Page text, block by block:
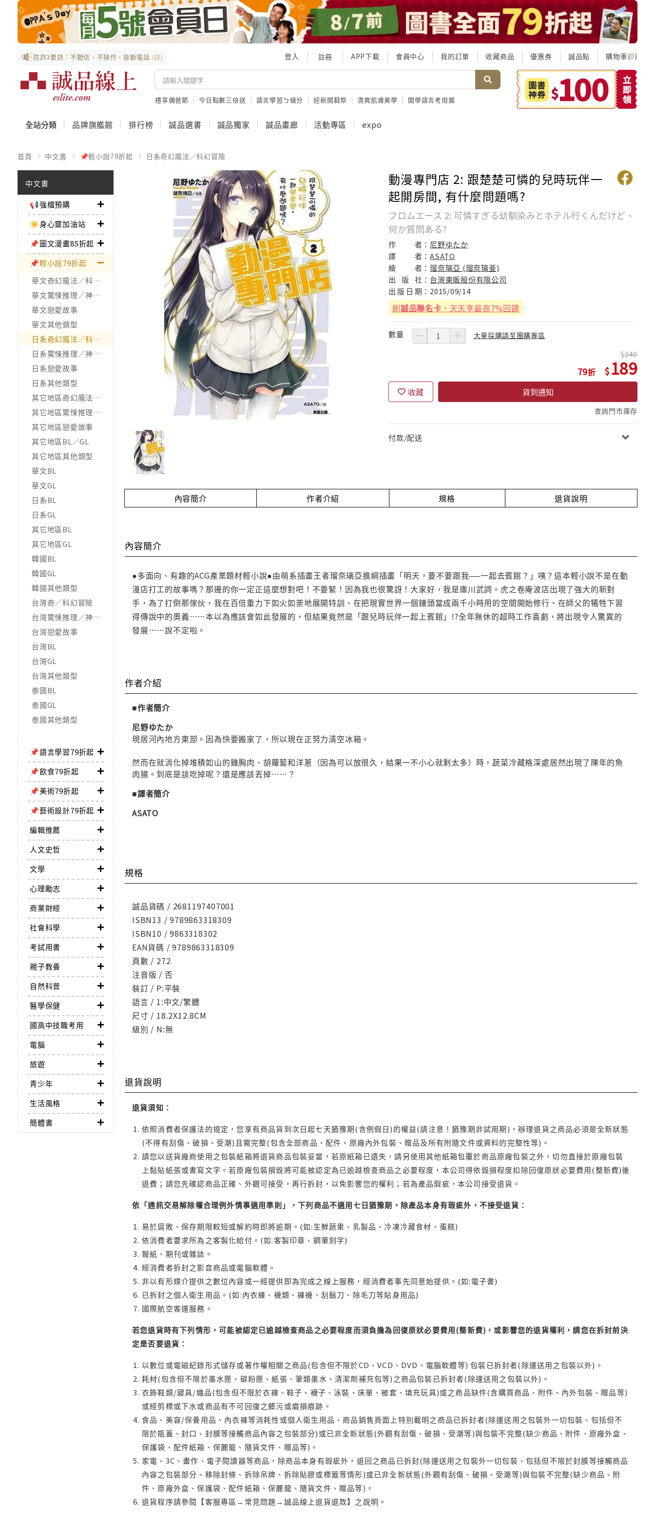
防詐3要訣：不聽信、不操作、掛斷電話 (詳) 登入 註冊 APP下載 會員中心 我的訂單 收藏商品 優惠券 誠品點 購物車(0)
禮享偶爸節 今日點數三倍送 語言學習ㄅ級分 迎新開鞋祭 清爽肌膚美學 開學語言考用展
全站分類 品牌旗艦館 排行榜 誠品選書 誠品獨家 誠品畫廊 活動專區 expo
首頁 中文書 📌輕小說79折起 日系奇幻魔法／科幻冒險
中文書
📢強檔預購
☀️身心靈加油站
📌圖文漫畫85折起
📌輕小說79折起
華文奇幻魔法／科幻冒險
華文驚悚推理／神怪靈異
華文戀愛故事
華文其他類型
日系奇幻魔法／科幻冒險
日系驚悚推理／神怪靈異
日系戀愛故事
日系其他類型
其它地區奇幻魔法／科幻冒險
其它地區驚悚推理／神怪靈異
其它地區戀愛故事
其它地區BL／GL
其它地區其他類型
華文BL
華文GL
日系BL
日系GL
其它地區BL
其它地區GL
韓國BL
韓國GL
韓國其他類型
台灣奇／科幻冒險
台灣驚悚推理／神怪靈異
台灣戀愛故事
台灣BL
台灣GL
台灣其他類型
泰國BL
泰國GL
泰國其他類型
📌語言學習79折起
📌飲食79折起
📌美術79折起
📌藝術設計79折起
編輯推薦
人文史哲
文學
心理勵志
商業財經
社會科學
考試用書
親子教養
自然科普
醫學保健
國高中技職考用
電腦
旅遊
青少年
生活風格
簡體書
動漫專門店 2: 跟楚楚可憐的兒時玩伴一
起開房間, 有什麼問題嗎?
フロムエース 2: 可憐すぎる幼馴染みとホテル行くんだけど、
何か質問ある?
作 者： 尼野ゆたか
譯
者：ASATO
繪
者：瑠奈璃亞 (瑠奈璃亜)
出
版 社： 台灣東販股份有限公司
出 版 日 期： 2015/09/14
刷誠品聯名卡 ，天天享最高7%回饋
數量 大量採購請至團購專區
79
240
189
收藏 貨到通知
查詢門市庫存
付款/配送
內容簡介 作者介紹 規格 退貨說明
內容簡介
●多面向、有趣的ACG產業題材輕小說●由萌系插畫王者瑠奈璃亞擔綱插畫「明天，要不要跟我──一起去賓館？」咦？這本輕小說不是在動
漫店打工的故事嗎？那邊的你一定正這麼想對吧！不要緊！因為我也很驚訝！大家好，我是庫川武詞。虎之卷庵波店出現了強大的新對
手，為了打倒那傢伙，我在百倍重力下如火如荼地展開特訓、在把現實世界一個鐘頭當成兩千小時用的空間開始修行、在師父的犧牲下習
得傳說中的奧義……本以為應該會如此發展的，但結果竟然是「跟兒時玩伴一起上賓館」!?全年無休的超時工作喜劇，將出現令人驚異的
發展……說不定啦。
作者介紹
■作者簡介
尼野ゆたか
現居河內地方東部。因為快要搬家了，所以現在正努力清空冰箱。
然而在就消化掉堆積如山的雞胸肉、胡蘿蔔和洋蔥（因為可以放很久，結果一不小心就剩太多）時，蔬菜冷藏格深處居然出現了陳年的魚
肉腸。到底是該吃掉呢？還是應該丟掉……？
■譯者簡介
ASATO
規格
誠品貨碼 / 2681197407001
ISBN13 / 9789863318309
ISBN10 / 9863318302
EAN貨碼 / 9789863318309
頁數 / 272
注音版 / 否
裝訂 / P:平裝
語言 / 1:中文/繁體
尺寸 / 18.2X12.8CM
級別 / N:無
退貨說明
退貨須知：
依照消費者保護法的規定，您享有商品貨到次日起七天猶豫期(含例假日)的權益(請注意！猶豫期非試用期)，辦理退貨之商品必須是全新狀態
(不得有刮傷、破損、受潮)且需完整(包含全部商品、配件、原廠內外包裝、贈品及所有附隨文件或資料的完整性等)。
請您以送貨廠商使用之包裝紙箱將退貨商品包裝妥當，若原紙箱已遺失，請另使用其他紙箱包覆於商品原廠包裝之外，切勿直接於原廠包裝
上黏貼紙張或書寫文字。若原廠包裝損毀將可能被認定為已逾越檢查商品之必要程度，本公司得依毀損程度扣除回復原狀必要費用(整新費)後
退費；請您先確認商品正確、外觀可接受，再行拆封，以免影響您的權利；若為產品瑕疵，本公司接受退貨。
依「通訊交易解除權合理例外情事適用準則」，下列商品不適用七日猶豫期，除產品本身有瑕疵外，不接受退貨：
易於腐敗、保存期限較短或解約時即將逾期。(如:生鮮蔬果、乳製品、冷凍冷藏食材、蛋糕)
依消費者要求所為之客製化給付。(如:客製印章、鋼筆刻字)
報紙、期刊或雜誌。
經消費者拆封之影音商品或電腦軟體。
非以有形媒介提供之數位內容或一經提供即為完成之線上服務，經消費者事先同意始提供。(如:電子書)
已拆封之個人衛生用品。(如:內衣褲、襪類、褲襪、刮鬍刀、除毛刀等貼身用品)
國際航空客運服務。
若您退貨時有下列情形，可能被認定已逾越檢查商品之必要程度而須負擔為回復原狀必要費用(整新費)，或影響您的退貨權利，請您在拆封前決
定是否要退貨：
以數位或電磁紀錄形式儲存或著作權相關之商品(包含但不限於CD、VCD、DVD、電腦軟體等) 包裝已拆封者(除運送用之包裝以外)。
耗材(包含但不限於墨水匣、碳粉匣、紙張、筆類墨水、清潔劑補充包等)之商品包裝已拆封者(除運送用之包裝以外)。
衣飾鞋類/寢具/織品(包含但不限於衣褲、鞋子、襪子、泳裝、床單、被套、填充玩具)或之商品缺件(含購買商品、附件、內外包裝、贈品等)
或經剪標或下水或商品有不可回復之髒污或磨損痕跡。
食品、美容/保養用品、內衣褲等消耗性或個人衛生用品、商品銷售頁面上特別載明之商品已拆封者(除運送用之包裝外一切包裝、包括但不
限於瓶蓋、封口、封膜等接觸商品內容之包裝部分)或已非全新狀態(外觀有刮傷、破損、受潮等)與包裝不完整(缺少商品、附件、原廠外盒、
保護袋、配件紙箱、保麗龍、隨貨文件、贈品等)。
家電、3C、畫作、電子閱讀器等商品，除商品本身有瑕疵外，退回之商品已拆封(除運送用之包裝外一切包裝、包括但不限於封膜等接觸商品
內容之包裝部分、移除封條、拆除吊牌、拆除貼膠或標籤等情形)或已非全新狀態(外觀有刮傷、破損、受潮等)與包裝不完整(缺少商品、附
件、原廠外盒、保護袋、配件紙箱、保麗龍、隨貨文件、贈品等)。
退貨程序請參閱【客服專區→常見問題→誠品線上退貨退款】之說明。